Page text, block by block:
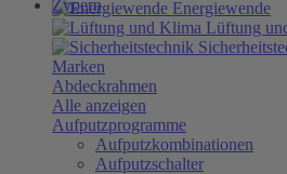
Zypern
Energiewende
Lüftung
Marken
Abdeckrahmen
Alle anzeigen
Aufputzprogramme
Aufputzkombinationen
Aufputzschalter